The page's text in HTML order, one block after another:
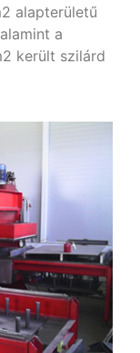
alapterületű
a
került szilárd